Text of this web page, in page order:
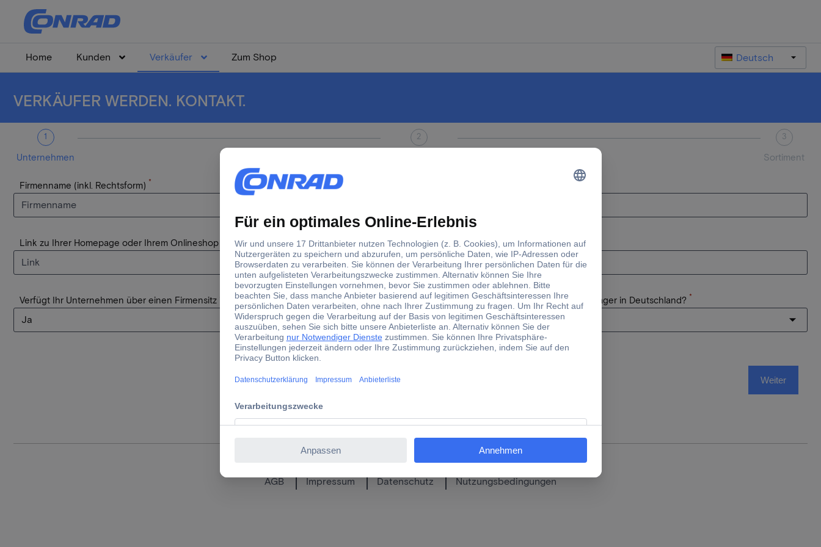
Home Kunden Verkäufer Zum Shop Deutsch
VERKÄUFER WERDEN. KONTAKT.
1
Unternehmen
2 3
Sortiment
Firmenname (inkl. Rechtsform) *
Link zu Ihrer Homepage oder Ihrem Onlineshop
Verfügt Ihr Unternehmen über einen Firmensitz in Deutschland?* Liefert Ihr Unternehmen aus einem Warenlager in Deutschland? *
Weiter
AGB Impressum Datenschutz Nutzungsbedingungen